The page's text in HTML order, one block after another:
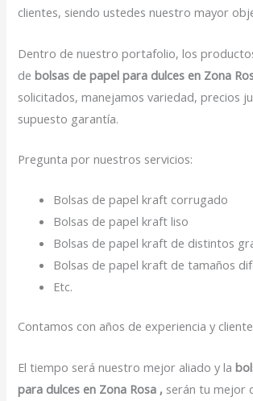
clientes, siendo ustedes nuestro mayor
Dentro de nuestro portafolio, los
debolsas de papel para dulces en Zona
solicitados, manejamos variedad, precios
supuesto garantía.
Pregunta por nuestros servicios:
Bolsas de papel kraft corrugado
Bolsas de papel kraft liso
Bolsas de papel kraft de distintos
Bolsas de papel kraft de tamaños
Etc.
Contamos con años de experiencia y
El tiempo será nuestro mejor aliado y la
para dulces en Zona Rosa , serán tu mejor